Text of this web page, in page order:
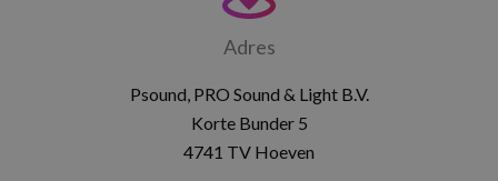
Adres
Psound, PRO Sound & Light B.V.
Korte Bunder 5
4741 TV Hoeven